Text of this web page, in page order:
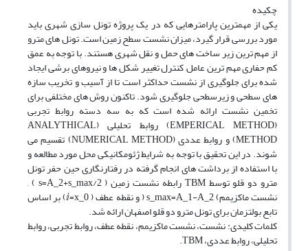
چکیده
یکی از مهمترین پارامترهایی که در یک پروژه تونل سازی شهری باید
مورد بررسی قرار گیرد، میزان نشست سطح زمین است. تونل های مترو
از مهم ترین زیر ساخت های حمل و نقل شهری هستند. با توجه به عمق
کم حفاری مهم ترین عامل, کنترل تغییر شکل ها و نیروهای برشی ایجاد
شده برای جلوگیری از نشست حداکثر است تا از آسیب و تخریب سازه
های سطحی و زیرسطحی جلوگیری شود. تاکنون روش های مختلفی برای
تخمین نشست ارائه شده است که به سه دسته روابط تجربی
(EMPERICAL METHOD) روابط تحلیلی (ANALYTHICAL
METHOD) و روابط عددی (NUMERICAL METHOD) تقسیم می
شوند. در این تحقیق با توجه به شرایط ژئومکانیکی محل مورد مطالعه و
با استفاده از برداشت های انجام گرفته در رفتارنگاری حین حفر تونل
مترو دو قلو توسط TBM رابطه نشست زمین ( s=A_2+s_max/2 ) ,
نشست ماکزیمم) s_max=A_1-A_2 ( و نقطه عطف ( ⅈ=x_0) بر اساس
تابع بولتزمان برای تونل مترو دو قلو اصفهان ارائه شد.
کلمات کلیدی: نشست، نشست ماکزیمم، نقطه عطف، روابط تجربی، روابط
تحلیلی، روابط عددی، TBM.